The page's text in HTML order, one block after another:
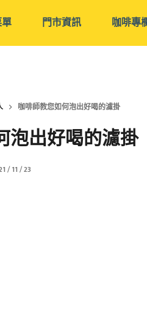
門市資訊 咖啡專
咖啡師教您如何泡出好喝的濾掛
泡出好喝的濾掛
/ 11 / 23